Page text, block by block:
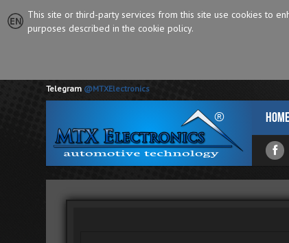
This site or third-party services from this site use cookies to
purposes described in the cookie policy.
Telegram @MTXElectronics
Home